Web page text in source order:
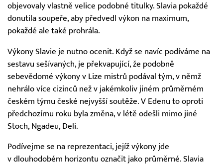
objevovaly vlastně velice podobné titulky. Slavia pokaždé
donutila soupeře, aby předvedl výkon na maximum,
pokaždé ale také prohrála.
Výkony Slavie je nutno ocenit. Když se navíc podíváme na
sestavu sešívaných, je překvapující, že podobně
sebevědomé výkony v Lize mistrů podával tým, v němž
nehrálo více cizinců než v jakémkoliv jiném průměrném
českém týmu české nejvyšší soutěže. V Edenu to oproti
předchozímu roku byla změna, v létě odešli mimo jiné
Stoch, Ngadeu, Deli.
Podívejme se na reprezentaci, jejíž výkony jde
v dlouhodobém horizontu označit jako průměrné. Slavia